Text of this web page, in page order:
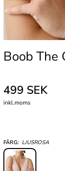
Boob The
499 SEK
inkl.moms
FÄRG: LJUSROSA